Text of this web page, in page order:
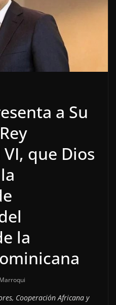
a Su
que Dios
la
Cooperación Africana y